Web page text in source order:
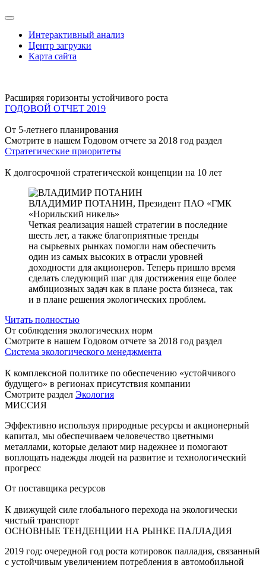
Интерактивный анализ
Центр загрузки
Карта сайта
Расширяя горизонты устойчивого роста
ГОДОВОЙ ОТЧЕТ 2019
От 5-летнего планирования
Смотрите в нашем Годовом отчете за 2018 год раздел
Стратегические приоритеты
К долгосрочной стратегической концепции на 10 лет
ВЛАДИМИР ПОТАНИН, Президент ПАО «ГМК
«Норильский никель»
Четкая реализация нашей стратегии в последние
шесть лет, а также благоприятные тренды
на сырьевых рынках помогли нам обеспечить
один из самых высоких в отрасли уровней
доходности для акционеров. Теперь пришло время
сделать следующий шаг для достижения еще более
амбициозных задач как в плане роста бизнеса, так
и в плане решения экологических проблем.
Читать полностью
От соблюдения экологических норм
Смотрите в нашем Годовом отчете за 2018 год раздел
Система экологического менеджмента
К комплексной политике по обеспечению «устойчивого
будущего» в регионах присутствия компании
Смотрите раздел Экология
МИССИЯ
Эффективно используя природные ресурсы и акционерный
капитал, мы обеспечиваем человечество цветными
металлами, которые делают мир надежнее и помогают
воплощать надежды людей на развитие и технологический
прогресс
От поставщика ресурсов
К движущей силе глобального перехода на экологически
чистый транспорт
ОСНОВНЫЕ ТЕНДЕНЦИИ НА РЫНКЕ ПАЛЛАДИЯ
2019 год: очередной год роста котировок палладия, связанный
с устойчивым увеличением потребления в автомобильной